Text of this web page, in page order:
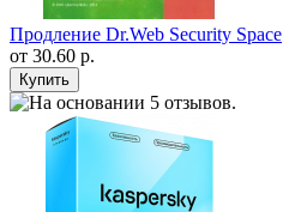
Продление Dr.Web Security Space
от 30.60 р.